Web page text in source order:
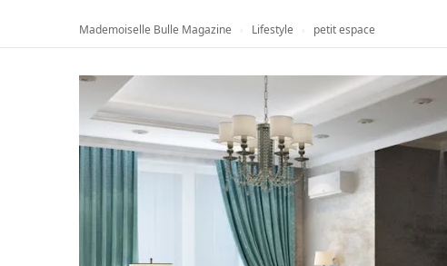
Mademoiselle Bulle Magazine Lifestyle petit espace